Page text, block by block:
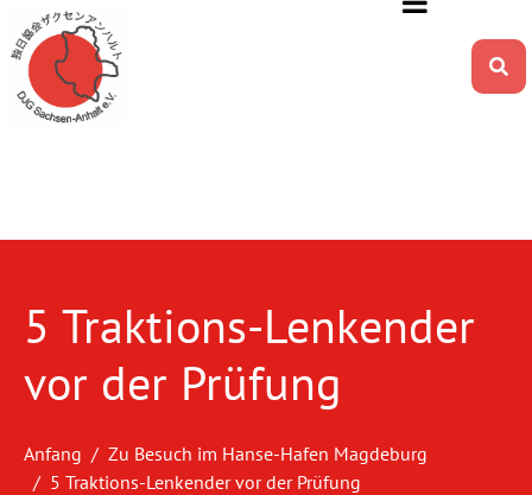
5 Traktions-Lenkender
vor der Prüfung
Anfang
Zu Besuch im Hanse-Hafen Magdeburg
5 Traktions-Lenkender vor der Prüfung